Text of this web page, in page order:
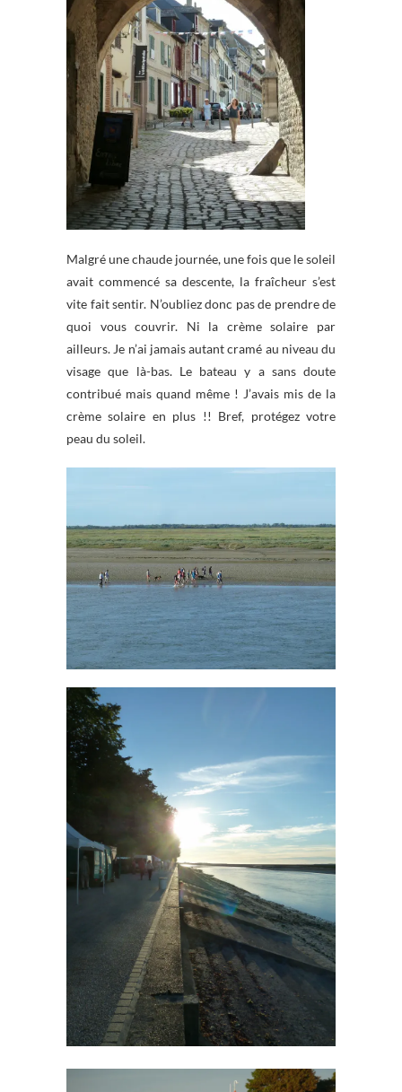
Malgré une chaude journée, une fois que le soleil
avait commencé sa descente, la fraîcheur s’est
vite fait sentir. N’oubliez donc pas de prendre de
quoi vous couvrir. Ni la crème solaire par
ailleurs. Je n’ai jamais autant cramé au niveau du
visage que là-bas. Le bateau y a sans doute
contribué mais quand même ! J’avais mis de la
crème solaire en plus !! Bref, protégez votre
peau du soleil.